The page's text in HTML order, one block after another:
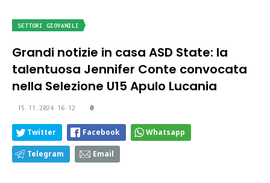
SETTORI GIOVANILI
Grandi notizie in casa ASD State: la
talentuosa Jennifer Conte convocata
nella Selezione U15 Apulo Lucania
15.11.2024 16:12 0
Twitter Facebook Whatsapp
Telegram Email